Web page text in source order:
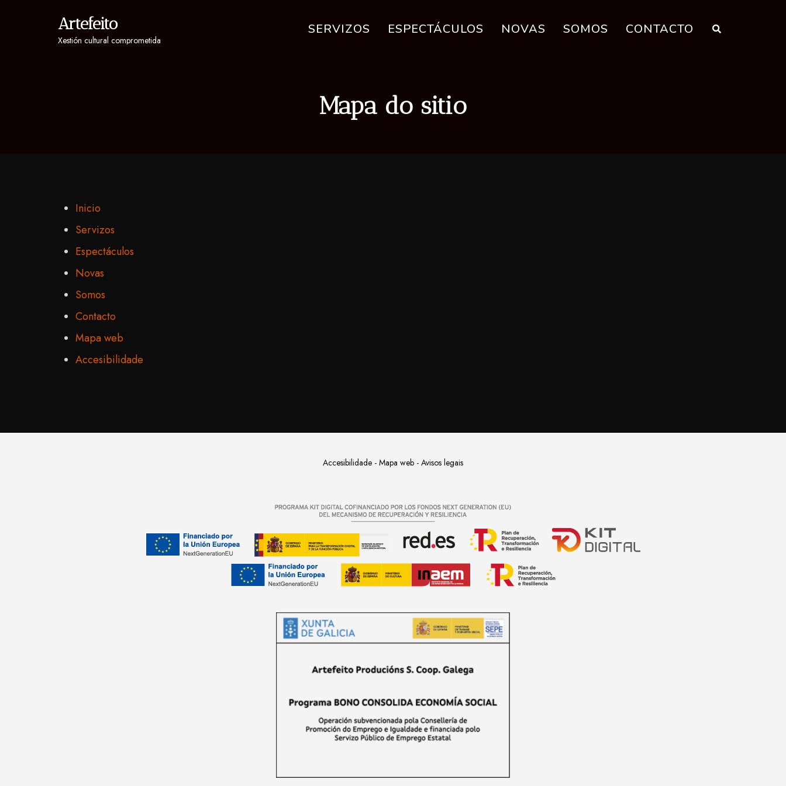
Artefeito
Xestión cultural comprometida
SERVIZOS ESPECTÁCULOS NOVAS SOMOS CONTACTO
Mapa do sitio
Inicio
Servizos
Espectáculos
Novas
Somos
Contacto
Mapa web
Accesibilidade
Accesibilidade - Mapa web - Avisos legais